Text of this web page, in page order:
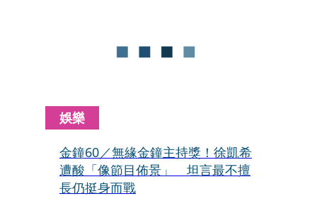
娛樂
金鐘60／無緣金鐘主持獎！徐凱希
遭酸「像節目佈景」 坦言最不擅
長仍挺身而戰